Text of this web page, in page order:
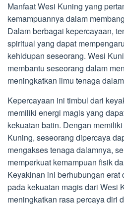
Manfaat Wesi Kuning yang
kemampuannya dalam
Dalam berbagai kepercayaan,
spiritual yang dapat
kehidupan seseorang. Wesi
membantu seseorang dalam
meningkatkan ilmu tenaga
Kepercayaan ini timbul dari
memiliki energi magis yang
kekuatan batin. Dengan
Kuning, seseorang dipercaya
mengakses tenaga dalamnya,
memperkuat kemampuan fisik
Keyakinan ini berhubungan erat
pada kekuatan magis dari Wesi
meningkatkan rasa percaya diri